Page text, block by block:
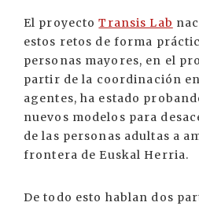
El proyectoTransis Lab
estos retos de forma
personas mayores, en el
partir de la coordinación
agentes, ha estado
nuevos modelos para
de las personas adultas a
frontera de Euskal Herria.
De todo esto hablan dos